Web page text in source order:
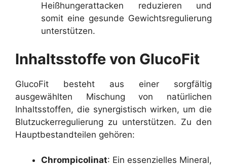
Heißhungerattacken reduzieren und
somit eine gesunde Gewichtsregulierung
unterstützen.
Inhaltsstoffe von GlucoFit
GlucoFit besteht aus einer sorgfältig
ausgewählten Mischung von natürlichen
Inhaltsstoffen, die synergistisch wirken, um die
Blutzuckerregulierung zu unterstützen. Zu den
Hauptbestandteilen gehören:
Chrompicolinat: Ein essenzielles Mineral,